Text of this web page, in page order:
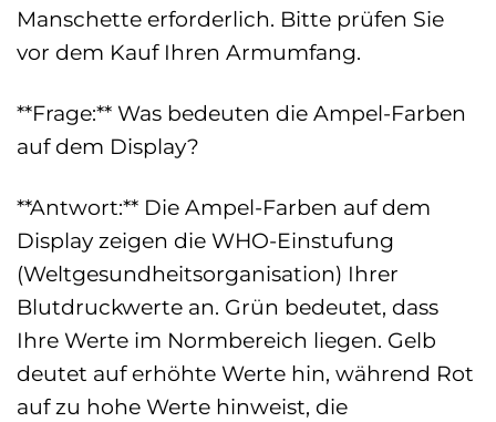
Manschette erforderlich. Bitte prüfen Sie
vor dem Kauf Ihren Armumfang.
**Frage:** Was bedeuten die Ampel-Farben
auf dem Display?
**Antwort:** Die Ampel-Farben auf dem
Display zeigen die WHO-Einstufung
(Weltgesundheitsorganisation) Ihrer
Blutdruckwerte an. Grün bedeutet, dass
Ihre Werte im Normbereich liegen. Gelb
deutet auf erhöhte Werte hin, während Rot
auf zu hohe Werte hinweist, die